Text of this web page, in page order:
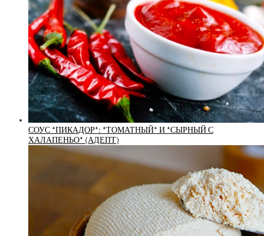
СОУС *ПИКАДОР*: *ТОМАТНЫЙ* И *СЫРНЫЙ С
ХАЛАПЕНЬО* (АДЕПТ)